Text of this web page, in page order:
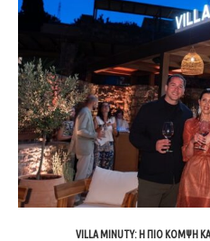
VILLA MINUTY: Η ΠΙΟ ΚΟΜΨΉ